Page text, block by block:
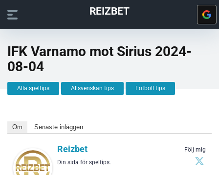
REIZBET
IFK Varnamo mot Sirius 2024-
08-04
Alla speltips Allsvenskan tips Fotboll tips
Om Senaste inläggen
Följ mig
Reizbet
Din sida för speltips.